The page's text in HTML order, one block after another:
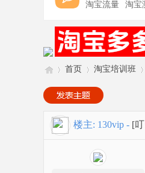
淘宝流量
淘宝
»
首页
›
淘宝培训班
›
楼主: 130vip - [